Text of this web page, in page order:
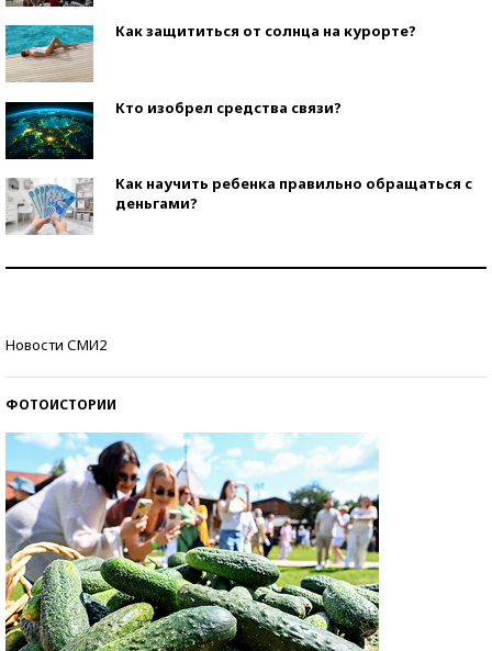
Как защититься от солнца на курорте?
Кто изобрел средства связи?
Как научить ребенка правильно обращаться с
деньгами?
Новости СМИ2
ФОТОИСТОРИИ